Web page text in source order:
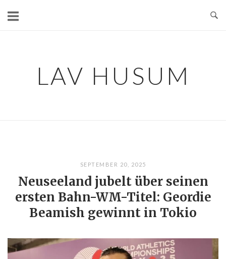
LAV HUSUM
SEPTEMBER 20, 2025
Neuseeland jubelt über seinen
ersten Bahn-WM-Titel: Geordie
Beamish gewinnt in Tokio